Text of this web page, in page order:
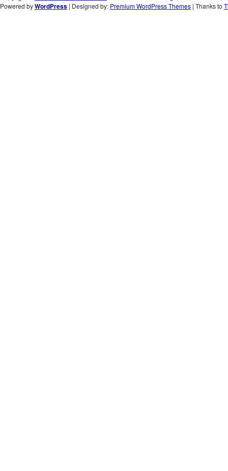
Powered byWordPress | Designed by: Premium WordPress Themes | Thanks to